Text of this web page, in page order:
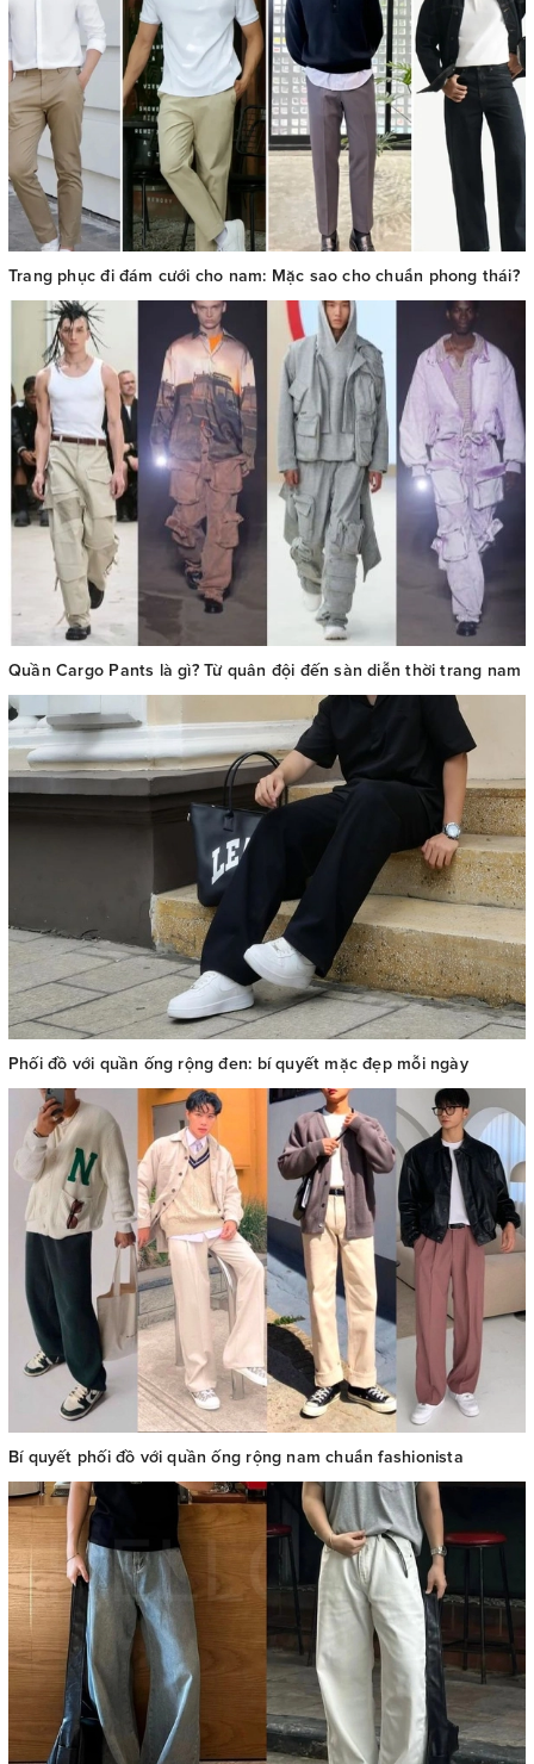
Trang phục đi đám cưới cho nam: Mặc sao cho chuẩn phong thái?
Quần Cargo Pants là gì? Từ quân đội đến sàn diễn thời trang nam
Phối đồ với quần ống rộng đen: bí quyết mặc đẹp mỗi ngày
Bí quyết phối đồ với quần ống rộng nam chuẩn fashionista